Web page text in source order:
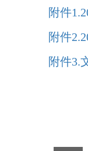
附件
附件
附件3.